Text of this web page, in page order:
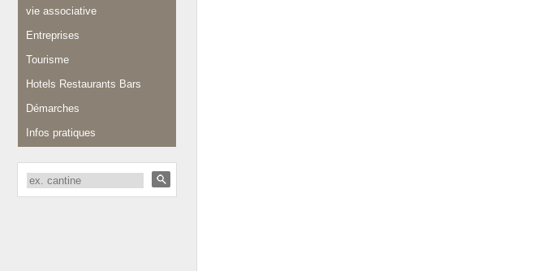
vie associative
Entreprises
Tourisme
Hotels Restaurants Bars
Démarches
Infos pratiques